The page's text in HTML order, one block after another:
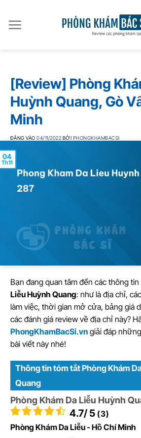
qua
nội
[Review] Phòng
Huỳnh Quang, Gò
Minh
ĐĂNG VÀO04/11/2022 BỞI PHONGKHAMBACSI
04
Th11
Bạn đang quan tâm đến các thông tin
Liễu Huỳnh Quang: như là địa chỉ,
làm việc, thời gian mở cửa, bảng giá
các đánh giá review về địa chỉ này?
PhongKhamBacSi.vn giải đáp
bài viết này nhé!
Thông tin tóm tắt Phòng Khám
Quang
Phòng Khám Da Liễu Huỳnh
4.7/ 5 (3)
Phòng Khám Da Liễu - Hồ Chí Minh